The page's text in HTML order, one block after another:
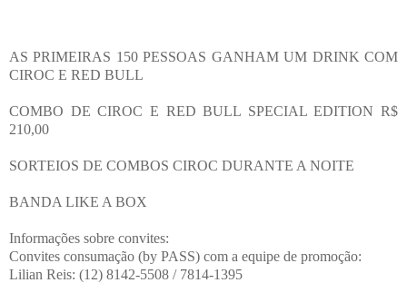
AS PRIMEIRAS 150 PESSOAS GANHAM UM DRINK COM
CIROC E RED BULL
COMBO DE CIROC E RED BULL SPECIAL EDITION R$
210,00
SORTEIOS DE COMBOS CIROC DURANTE A NOITE
BANDA LIKE A BOX
Informações sobre convites:
Convites consumação (by PASS) com a equipe de promoção:
Lilian Reis: (12) 8142-5508 / 7814-1395